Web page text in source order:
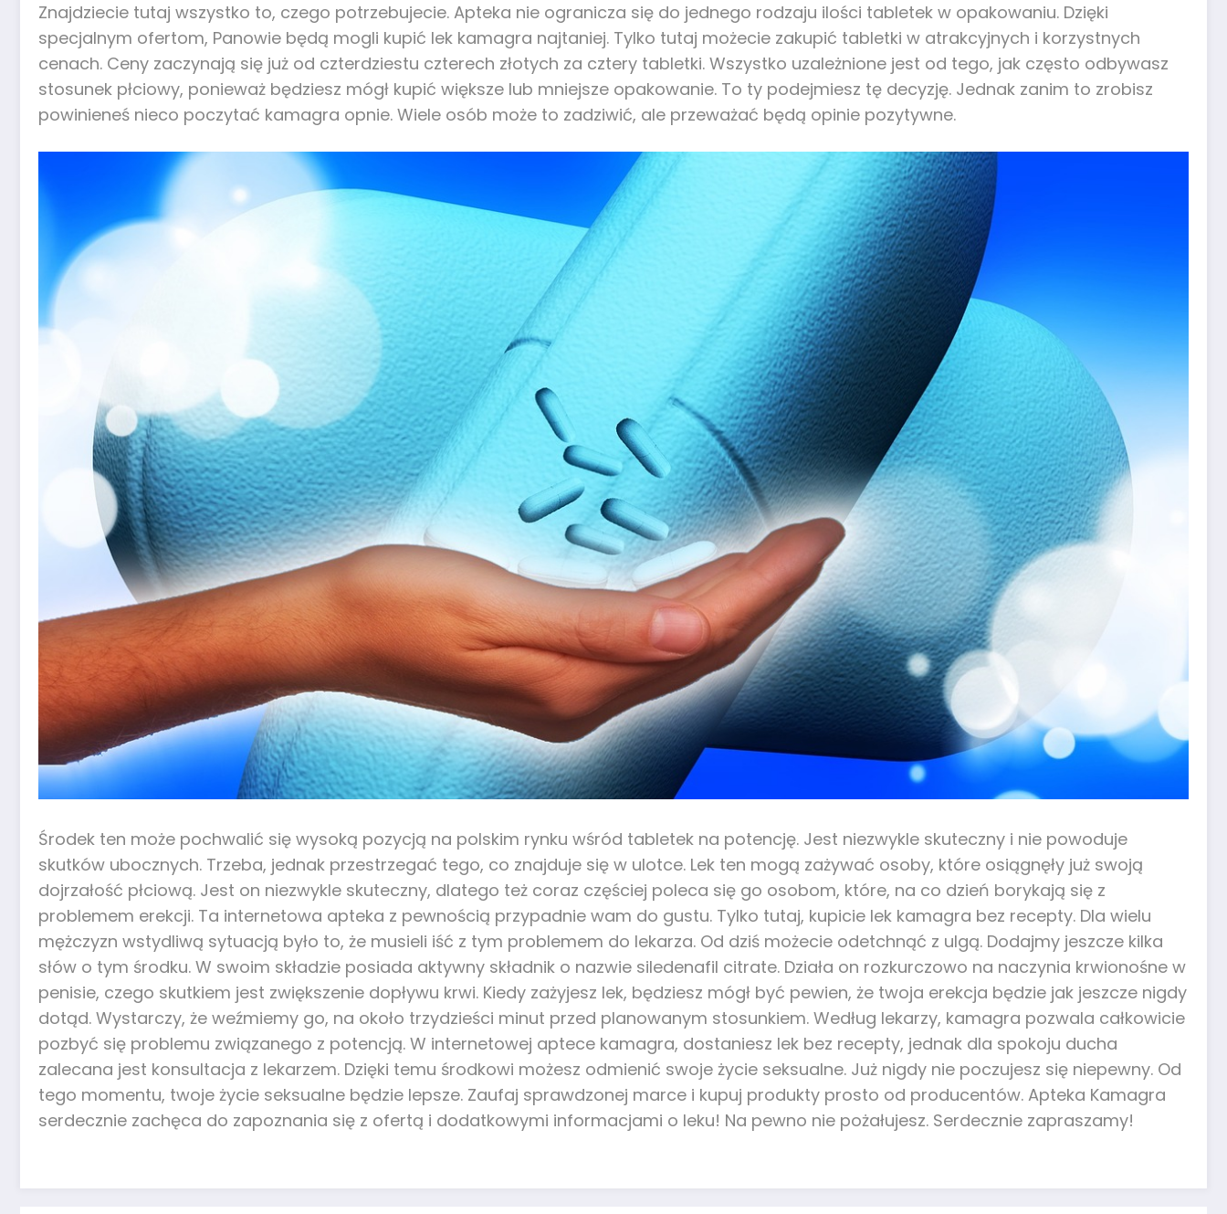
Znajdziecie tutaj wszystko to, czego potrzebujecie. Apteka nie ogranicza się do jednego rodzaju ilości tabletek w opakowaniu. Dzięki
specjalnym ofertom, Panowie będą mogli kupić lek kamagra najtaniej. Tylko tutaj możecie zakupić tabletki w atrakcyjnych i korzystnych
cenach. Ceny zaczynają się już od czterdziestu czterech złotych za cztery tabletki. Wszystko uzależnione jest od tego, jak często odbywasz
stosunek płciowy, ponieważ będziesz mógł kupić większe lub mniejsze opakowanie. To ty podejmiesz tę decyzję. Jednak zanim to zrobisz
powinieneś nieco poczytać kamagra opnie. Wiele osób może to zadziwić, ale przeważać będą opinie pozytywne.
Środek ten może pochwalić się wysoką pozycją na polskim rynku wśród tabletek na potencję. Jest niezwykle skuteczny i nie powoduje
skutków ubocznych. Trzeba, jednak przestrzegać tego, co znajduje się w ulotce. Lek ten mogą zażywać osoby, które osiągnęły już swoją
dojrzałość płciową. Jest on niezwykle skuteczny, dlatego też coraz częściej poleca się go osobom, które, na co dzień borykają się z
problemem erekcji. Ta internetowa apteka z pewnością przypadnie wam do gustu. Tylko tutaj, kupicie lek kamagra bez recepty. Dla wielu
mężczyzn wstydliwą sytuacją było to, że musieli iść z tym problemem do lekarza. Od dziś możecie odetchnąć z ulgą. Dodajmy jeszcze kilka
słów o tym środku. W swoim składzie posiada aktywny składnik o nazwie siledenafil citrate. Działa on rozkurczowo na naczynia krwionośne w
penisie, czego skutkiem jest zwiększenie dopływu krwi. Kiedy zażyjesz lek, będziesz mógł być pewien, że twoja erekcja będzie jak jeszcze nigdy
dotąd. Wystarczy, że weźmiemy go, na około trzydzieści minut przed planowanym stosunkiem. Według lekarzy, kamagra pozwala całkowicie
pozbyć się problemu związanego z potencją. W internetowej aptece kamagra, dostaniesz lek bez recepty, jednak dla spokoju ducha
zalecana jest konsultacja z lekarzem. Dzięki temu środkowi możesz odmienić swoje życie seksualne. Już nigdy nie poczujesz się niepewny. Od
tego momentu, twoje życie seksualne będzie lepsze. Zaufaj sprawdzonej marce i kupuj produkty prosto od producentów. Apteka Kamagra
serdecznie zachęca do zapoznania się z ofertą i dodatkowymi informacjami o leku! Na pewno nie pożałujesz. Serdecznie zapraszamy!